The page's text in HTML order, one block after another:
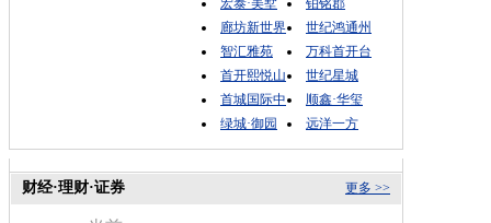
宏泰·美墅
铂铭郡
廊坊新世界
世纪鸿通州
智汇雅苑
万科首开台
首开熙悦山
世纪星城
首城国际中
顺鑫·华玺
绿城·御园
远洋一方
更多 >>
财经·理财·证券